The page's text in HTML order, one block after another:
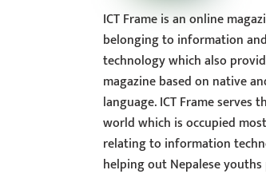
ICT Frame is an online
belonging to information
technology which also
magazine based on native
language. ICT Frame serves
world which is occupied
relating to information
helping out Nepalese